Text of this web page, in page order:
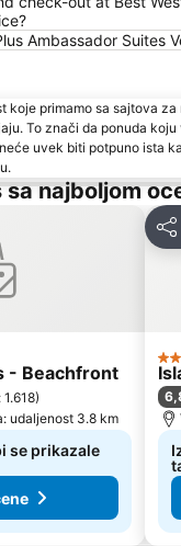
Ambassador Suites
koje primamo sa sajtova
To znači da ponuda
uvek biti potpuno ista
najboljom
- Beachfront
)
udaljenost 3.8 km
se prikazale
Deli
2